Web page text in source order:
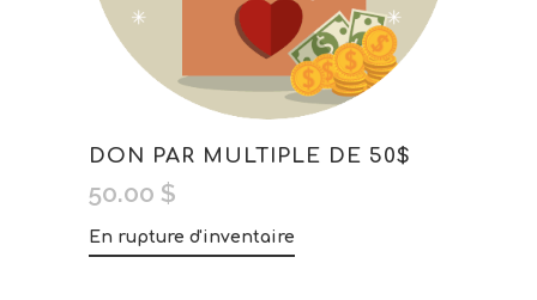
DON PAR MULTIPLE DE 50$
50.00 $
En rupture d'inventaire